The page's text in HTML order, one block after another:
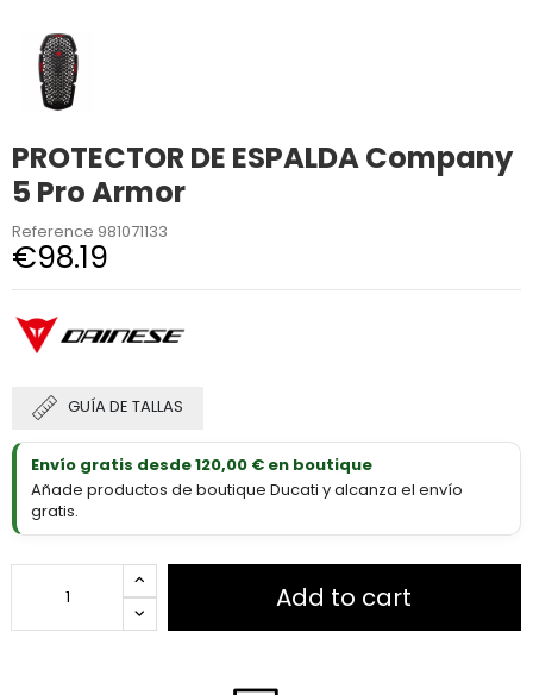
PROTECTOR DE ESPALDA Company
5 Pro Armor
Reference 981071133
€98.19
GUÍA DE TALLAS
Envío gratis desde 120,00 € en boutique
Añade productos de boutique Ducati y alcanza el envío
gratis.
Add to cart